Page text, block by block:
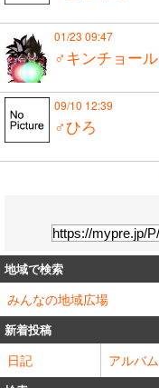
01/23 09:47
♂キンチョール
09/10 12:39
♂ひろ
地域で検索
みんなの地域広場
新着投稿
日記 アルバム